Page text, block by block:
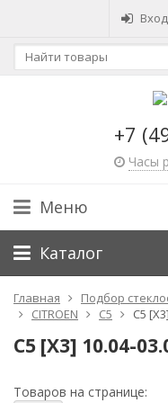
Вход
+7
Часы
Меню
Каталог
Главная
Подбор
CITROEN
C5 C5
C5 [X3] 10.04-
Товаров на странице: